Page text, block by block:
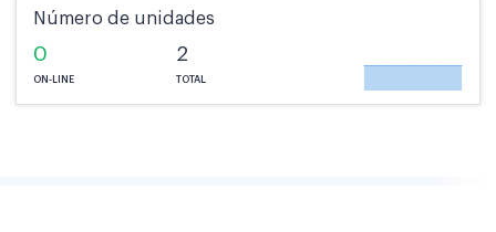
Número de unidades
0
ON-LINE
2
TOTAL